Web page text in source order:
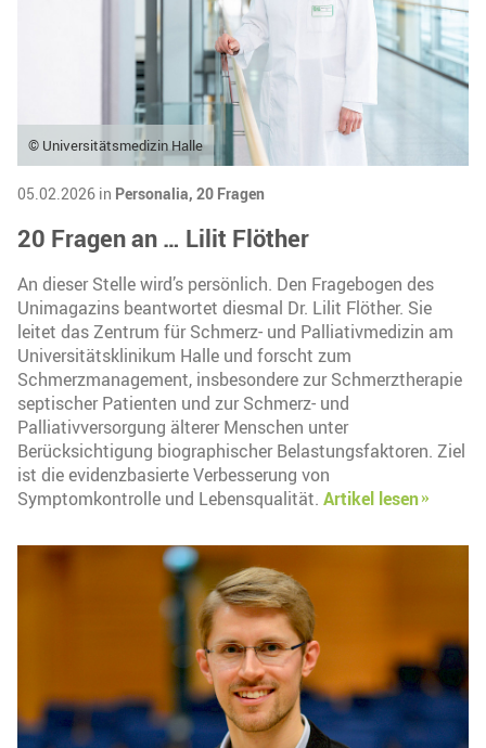
© Universitätsmedizin Halle
05.02.2026 in Personalia, 20 Fragen
20 Fragen an … Lilit Flöther
An dieser Stelle wird’s persönlich. Den Fragebogen des
Unimagazins beantwortet diesmal Dr. Lilit Flöther. Sie
leitet das Zentrum für Schmerz- und Palliativmedizin am
Universitätsklinikum Halle und forscht zum
Schmerzmanagement, insbesondere zur Schmerztherapie
septischer Patienten und zur Schmerz- und
Palliativversorgung älterer Menschen unter
Berücksichtigung biographischer Belastungsfaktoren. Ziel
ist die evidenzbasierte Verbesserung von
Symptomkontrolle und Lebensqualität. Artikel lesen